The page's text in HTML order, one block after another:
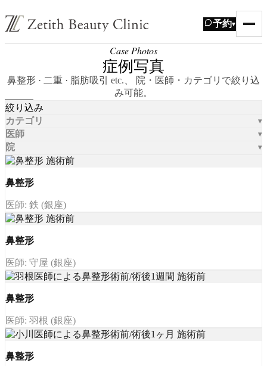
予約▾
Case Photos
症例写真
鼻整形 · 二重 · 脂肪吸引 etc.、 院・医師・カテゴリで絞り込
み可能。
絞り込み
カテゴリ
医師
院
鼻整形
医師: 鉄 (銀座)
鼻整形
医師: 守屋 (銀座)
鼻整形
医師: 羽根 (銀座)
鼻整形